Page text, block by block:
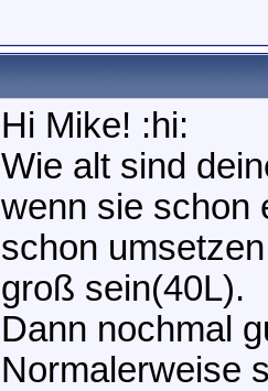
Hi Mike! :hi:
Wie alt sind
wenn sie schon
schon
groß sein(40L).
Dann nochmal
Normalerweise